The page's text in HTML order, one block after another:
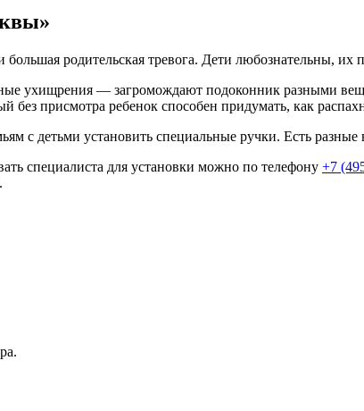
родительская тревога. Дети любознательны, их
ухищрения — загромождают подоконник разными
присмотра ребенок способен придумать, как
с детьми установить специальные ручки. Есть
специалиста для установки можно по телефону +7